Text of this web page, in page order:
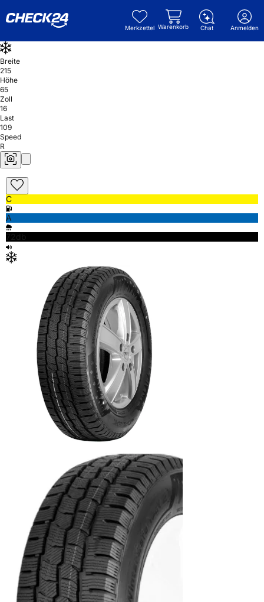
Merkzettel Warenkorb Chat Anmelden
Breite
215
Höhe
65
Zoll
16
Last
109
Speed
R
C
A
72db